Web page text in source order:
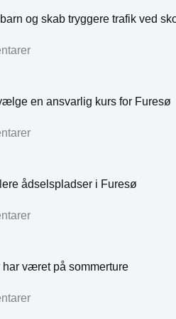
og skab tryggere trafik ved
en ansvarlig kurs for Furesø
ådselspladser i Furesø
været på sommerture